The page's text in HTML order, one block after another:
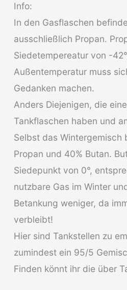
Info:
In den Gasflaschen
ausschließlich Propan.
Siedetempereatur von -
Außentemperatur muss
Gedanken machen.
Anders Diejenigen, die
Tankflaschen haben und
Selbst das Wintergemisch
Propan und 40% Butan.
Siedepunkt von 0°,
nutzbare Gas im Winter
Betankung weniger, da
verbleibt!
Hier sind Tankstellen zu
zumindest ein 95/5
Finden könnt ihr die über